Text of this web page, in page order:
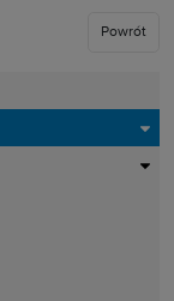
Powrót